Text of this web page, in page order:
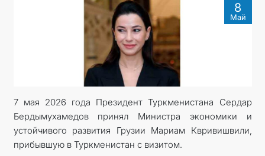
ОБ ОРГАНИЗАЦИИ
ОБЪЯВЛЕНИЯ
8
Май
7 мая 2026 года Президент Туркменистана Сердар
Бердымухамедов принял Министра экономики и
устойчивого развития Грузии Мариам Квривишвили,
прибывшую в Туркменистан с визитом.